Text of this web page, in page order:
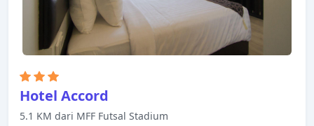
Hotel Accord
5.1 KM dari MFF Futsal Stadium